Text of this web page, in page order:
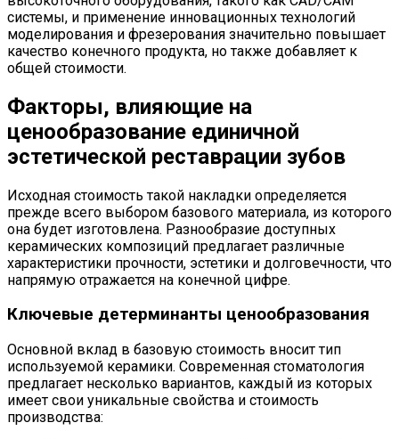
системы, и применение инновационных технологий
моделирования и фрезерования значительно повышает
качество конечного продукта, но также добавляет к
общей стоимости.
Факторы, влияющие на
ценообразование единичной
эстетической реставрации зубов
Исходная стоимость такой накладки определяется
прежде всего выбором базового материала, из которого
она будет изготовлена. Разнообразие доступных
керамических композиций предлагает различные
характеристики прочности, эстетики и долговечности, что
напрямую отражается на конечной цифре.
Ключевые детерминанты ценообразования
Основной вклад в базовую стоимость вносит тип
используемой керамики. Современная стоматология
предлагает несколько вариантов, каждый из которых
имеет свои уникальные свойства и стоимость
производства: